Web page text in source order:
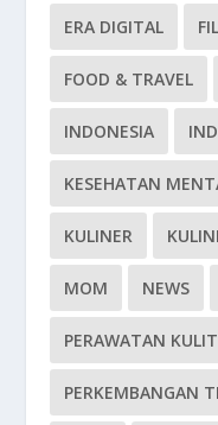
ERA DIGITAL
FOOD & TRAVEL
INDONESIA
KESEHATAN
KULINER
MOM NEWS
PERAWATAN KULIT
PERKEMBANGAN